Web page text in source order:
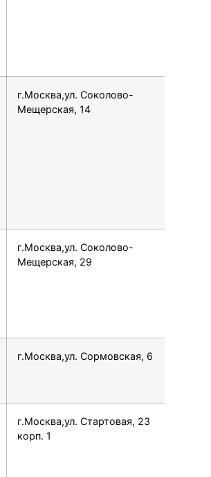
г.Москва,ул. Соколово-
Мещерская, 14
г.Москва,ул. Соколово-
Мещерская, 29
г.Москва,ул. Сормовская, 6
г.Москва,ул. Стартовая, 23
корп. 1